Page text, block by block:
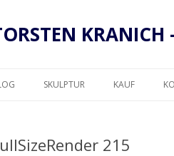
KRANICH
SKULPTUR KAUF
215